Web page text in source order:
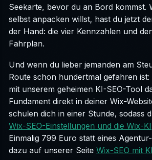
Seekarte, bevor du an Bord kommst.
selbst anpacken willst, hast du jetzt
der Hand: die vier Kennzahlen und
Fahrplan.
Und wenn du lieber jemanden am
Route schon hundertmal gefahren
mit unserem geheimen KI-SEO-Tool
Fundament direkt in deiner Wix-
schulen dich in einer Stunde, sodass
Wix-SEO-Einstellungen und die Wix-KI
Einmalig 799 Euro statt eines
dazu auf unserer Seite Wix-SEO mit KI